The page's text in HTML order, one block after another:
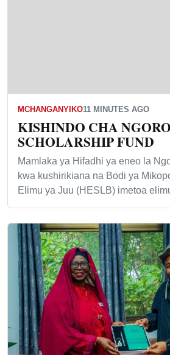
MCHANGANYIKO11 MINUTES AGO
KISHINDO CHA
SCHOLARSHIP FUND
Mamlaka ya Hifadhi ya eneo la
kwa kushirikiana na Bodi ya
Elimu ya Juu (HESLB) imetoa